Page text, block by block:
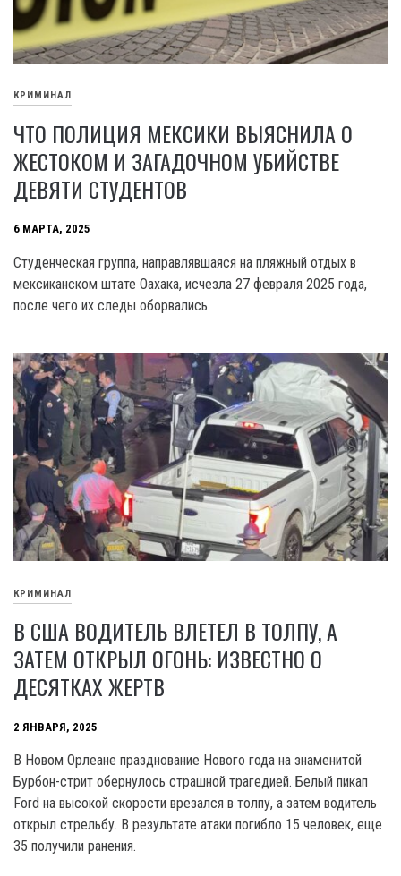
КРИМИНАЛ
ЧТО ПОЛИЦИЯ МЕКСИКИ ВЫЯСНИЛА О
ЖЕСТОКОМ И ЗАГАДОЧНОМ УБИЙСТВЕ
ДЕВЯТИ СТУДЕНТОВ
6 МАРТА, 2025
Студенческая группа, направлявшаяся на пляжный отдых в
мексиканском штате Оахака, исчезла 27 февраля 2025 года,
после чего их следы оборвались.
КРИМИНАЛ
В США ВОДИТЕЛЬ ВЛЕТЕЛ В ТОЛПУ, А
ЗАТЕМ ОТКРЫЛ ОГОНЬ: ИЗВЕСТНО О
ДЕСЯТКАХ ЖЕРТВ
2 ЯНВАРЯ, 2025
В Новом Орлеане празднование Нового года на знаменитой
Бурбон-стрит обернулось страшной трагедией. Белый пикап
Ford на высокой скорости врезался в толпу, а затем водитель
открыл стрельбу. В результате атаки погибло 15 человек, еще
35 получили ранения.